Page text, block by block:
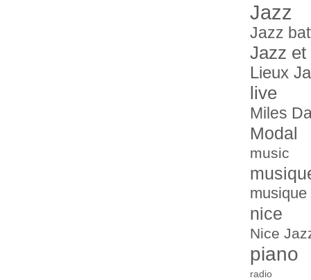
Jazz
Jazz
Jazz et
Lieux
live
Miles
Modal
music
nice
Nice
piano
radio